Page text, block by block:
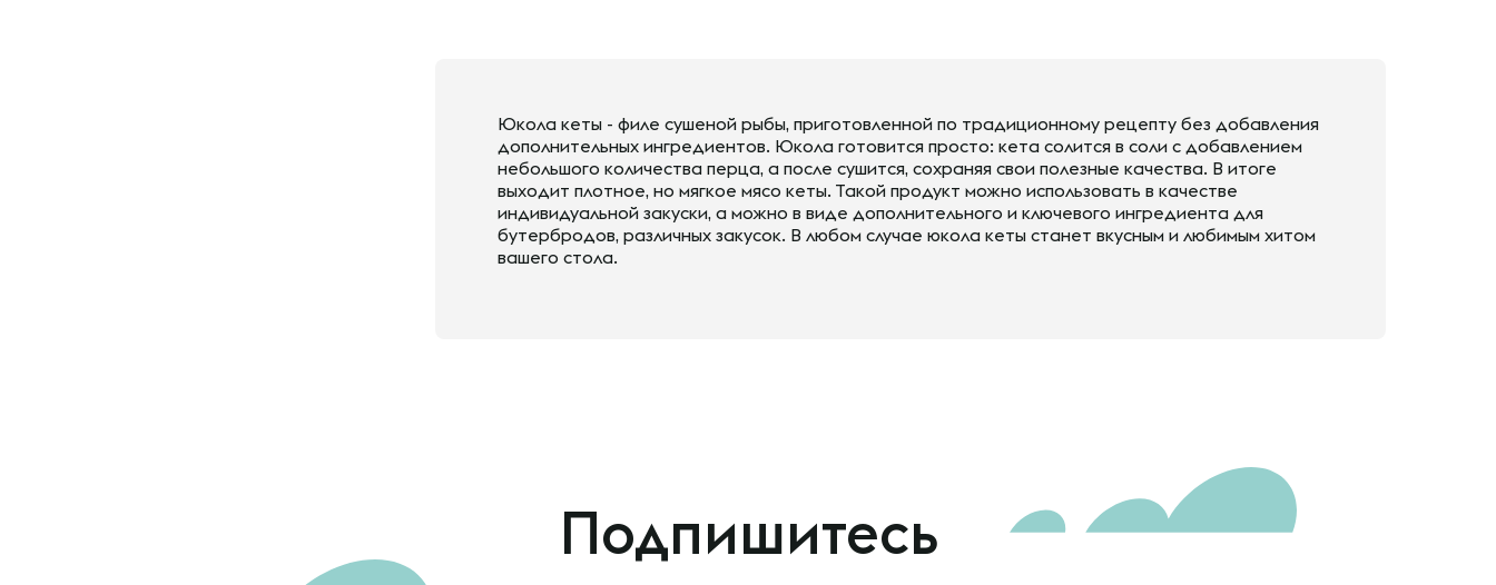
Юкола кеты - филе сушеной рыбы, приготовленной по традиционному рецепту без добавления
дополнительных ингредиентов. Юкола готовится просто: кета солится в соли с добавлением
небольшого количества перца, а после сушится, сохраняя свои полезные качества. В итоге
выходит плотное, но мягкое мясо кеты. Такой продукт можно использовать в качестве
индивидуальной закуски, а можно в виде дополнительного и ключевого ингредиента для
бутербродов, различных закусок. В любом случае юкола кеты станет вкусным и любимым хитом
вашего стола.
Подпишитесь